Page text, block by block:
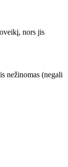
nors jis
nežinomas (negali